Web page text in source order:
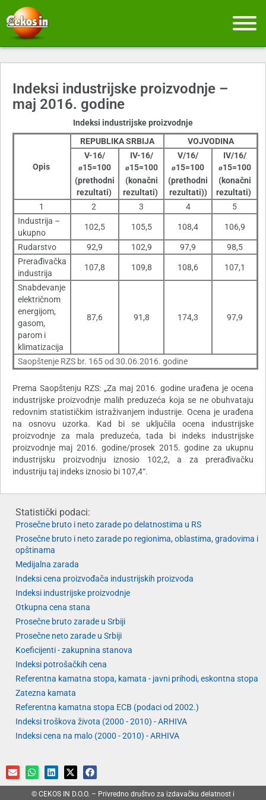
Indeksi industrijske proizvodnje –
maj 2016. godine
Indeksi industrijske proizvodnje
Opis
REPUBLIKA SRBIJA
VOJVODINA
V-16/
ø15=100
(prethodni
rezultati)
IV-16/
ø15=100
(konačni
rezultati)
V/16/
ø15=100
(prethodni
rezultati))
IV/16/
ø15=100
(konačni
rezultati)
1
2 3 4
5
Industrija –
ukupno
102,5 105,5 108,4 106,9
Rudarstvo 92,9 102,9 97,9
98,5
Prerađivačka
industrija
107,8 109,8 108,6 107,1
Snabdevanje
električnom
energijom,
gasom,
parom i
klimatizacija
87,6 91,8 174,3 97,9
Saopštenje RZS br. 165 od 30.06.2016. godine
Prema Saopštenju RZS: „Za maj 2016. godine urađena je ocena
industrijske proizvodnje malih preduzeća koja se ne obuhvataju
redovnim statističkim istraživanjem industrije. Ocena je urađena
na osnovu uzorka. Kad bi se uključila ocena industrijske
proizvodnje za mala preduzeća, tada bi indeks industrijske
proizvodnje maj 2016. godine/prosek 2015. godine za ukupnu
industrijsku proizvodnju iznosio 102,2, a za prerađivačku
industriju taj indeks iznosio bi 107,4“.
Statistički podaci:
Prosečne bruto i neto zarade po delatnostima u RS
Prosečne bruto i neto zarade po regionima, oblastima, gradovima i
opštinama
Medijalna zarada
Indeksi cena proizvođača industrijskih proizvoda
Indeksi industrijske proizvodnje
Otkupna cena stana
Prosečne bruto zarade u Srbiji
Prosečne neto zarade u Srbiji
Koeficijenti - zakupnina stanova
Indeksi potrošačkih cena
Referentna kamatna stopa, kamata - javni prihodi, eskontna stopa
Zatezna kamata
Referentna kamatna stopa ECB (podaci od 2002.)
Indeksi troškova života (2000 - 2010) - ARHIVA
Indeksi cena na malo (2000 - 2010) - ARHIVA
© CEKOS IN D.O.O. – Privredno društvo za izdavačku delatnost i